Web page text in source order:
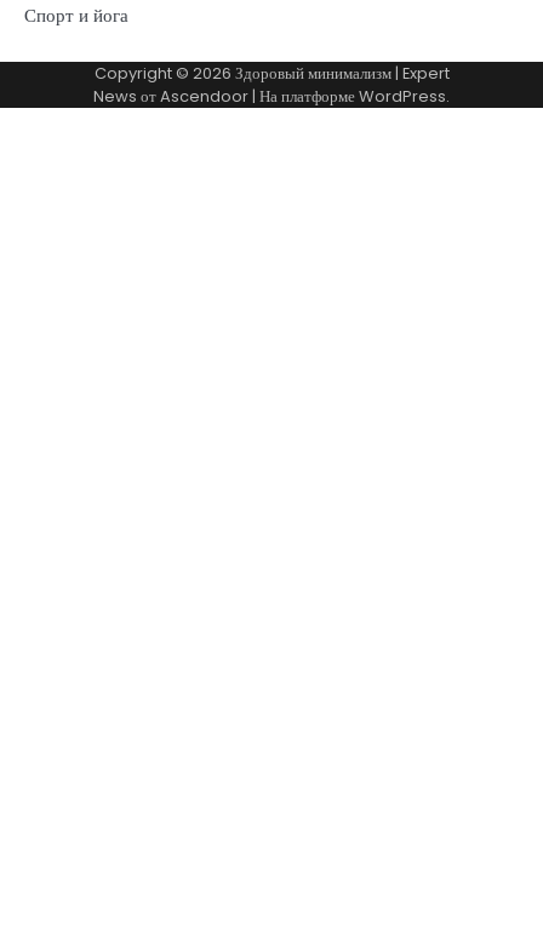
Спорт и йога
Copyright © 2026 Здоровый минимализм| Expert
News отAscendoor| На платформеWordPress.